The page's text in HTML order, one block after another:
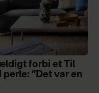
forbi et Til
”Det var en